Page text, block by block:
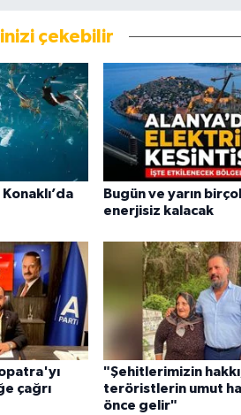
çekebilir
Bugün ve yarın
enerjisiz kalacak
çağrı
"Şehitlerimizin
teröristlerin umut
önce gelir"